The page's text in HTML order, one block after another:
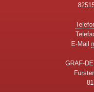
E-Mail
GRAF-